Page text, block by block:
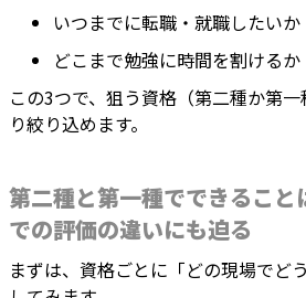
いつまでに転職・就職したいか
どこまで勉強に時間を割けるか
この3つで、狙う資格（第二種か第
り絞り込めます。
第二種と第一種でできること
での評価の違いにも迫る
まずは、資格ごとに「どの現場でど